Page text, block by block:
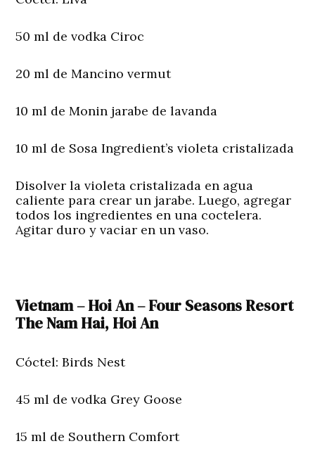
50 ml de vodka Ciroc
20 ml de Mancino vermut
10 ml de Monin jarabe de lavanda
10 ml de Sosa Ingredient’s violeta cristalizada
Disolver la violeta cristalizada en agua
caliente para crear un jarabe. Luego, agregar
todos los ingredientes en una coctelera.
Agitar duro y vaciar en un vaso.
Vietnam – Hoi An – Four Seasons Resort
The Nam Hai, Hoi An
Cóctel: Birds Nest
45 ml de vodka Grey Goose
15 ml de Southern Comfort